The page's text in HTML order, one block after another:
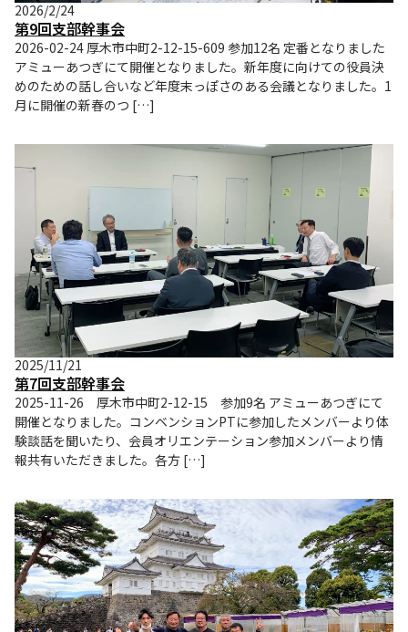
2026/2/24
第9回支部幹事会
2026-02-24 厚木市中町2-12-15-609 参加12名 定番となりました
アミューあつぎにて開催となりました。新年度に向けての役員決
めのための話し合いなど年度末っぽさのある会議となりました。1
月に開催の新春のつ […]
2025/11/21
第7回支部幹事会
2025-11-26 厚木市中町2-12-15 参加9名 アミューあつぎにて
開催となりました。コンベンションPTに参加したメンバーより体
験談話を聞いたり、会員オリエンテーション参加メンバーより情
報共有いただきました。各方 […]